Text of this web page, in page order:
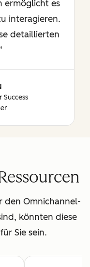
ermöglicht es
interagieren.
detaillierten
den Omnichannel-
könnten diese
Sie sein.